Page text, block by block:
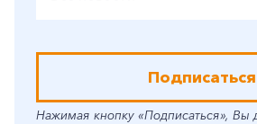
Подписаться
Нажимая кнопку «Подписаться», Вы